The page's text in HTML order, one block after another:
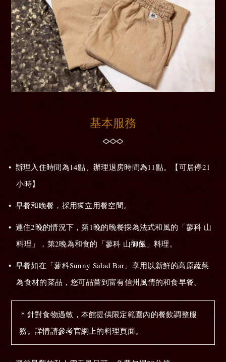
基本服務
辦理入住時間為14點、辦理退房時間為11點。【可居停21
小時】
早餐和晚餐，採用獨立用餐空間。
連住2晚的情況下，第1晚的晚餐採為法式和風的「蓼科 山
料理」，第2晚為和食的「蓼科 山御飯」料理。
早餐如在「蓼科Sunny Salad Bar」享用以新鮮的高原蔬菜
為食材的菜品，您可品嘗到富有信州風情的和食早餐。
＊針對食物過敏，本館提供限定範圍內的餐飲調整服
務。詳情請參考官網上的料理頁面。